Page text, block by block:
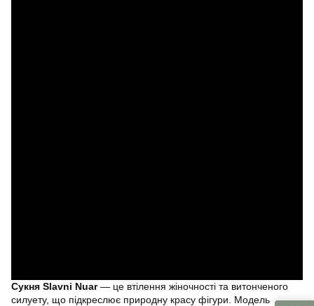
Сукня Slavni Nuar— це втілення жіночності та витонченого
силуету, що підкреслює природну красу фігури. Модель